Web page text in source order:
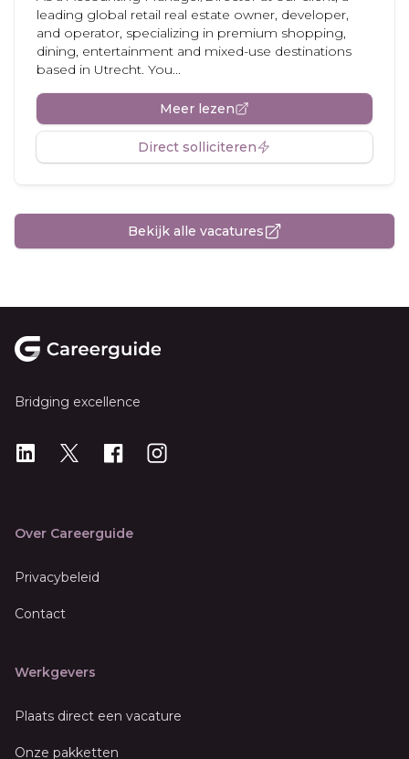
leading global retail real estate owner, developer,
and operator, specializing in premium shopping,
dining, entertainment and mixed-use destinations
based in Utrecht. You...
Meer lezen
Direct solliciteren
Bekijk alle vacatures
Bridging excellence
LinkedIn
X Instagram
Over Careerguide
Privacybeleid
Contact
Werkgevers
Plaats direct een vacature
Onze pakketten